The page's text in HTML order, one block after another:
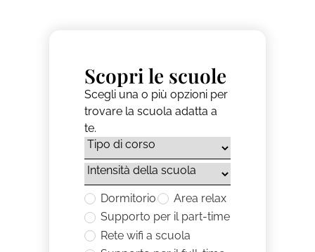
Scopri le scuole
Scegli una o più opzioni per
trovare la scuola adatta a
te.
Dormitorio
Area relax
Supporto per il part-time
Rete wifi a scuola